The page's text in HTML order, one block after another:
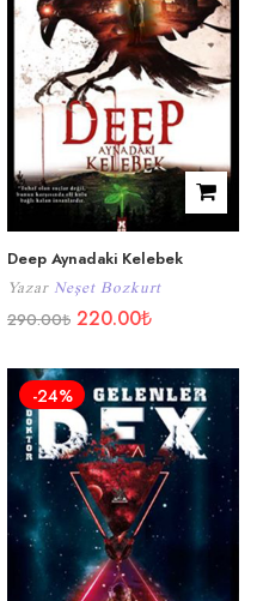
Deep Aynadaki Kelebek
Yazar Neşet Bozkurt
290.00₺ 220.00₺
-24%